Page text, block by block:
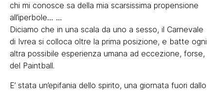
chi mi conosce sa della mia scarsissima propensione
all’iperbole… …
Diciamo che in una scala da uno a sesso, il Carnevale
di Ivrea si colloca oltre la prima posizione, e batte ogni
altra possibile esperienza umana ad eccezione, forse,
del Paintball.
E’ stata un’epifania dello spirito, una giornata fuori dallo